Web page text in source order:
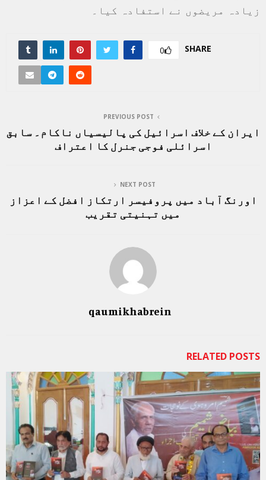
زیادہ مریضوں نے استفادہ کیا۔
SHARE
0
PREVIOUS POST
ایران کے خلاف اسرائیل کی پالیسیاں ناکام۔ سابق
اسرائلی فوجی جنرل کا اعتراف
NEXT POST
اورنگ آباد میں پروفیسر ارتکاز افضل کے اعزاز
میں تہنیتی تقریب
qaumikhabrein
RELATED POSTS